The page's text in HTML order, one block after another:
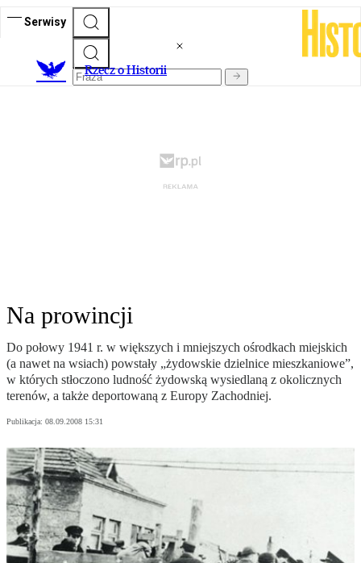
Serwisy
Rzecz o Historii
Na prowincji
Do połowy 1941 r. w większych i mniejszych ośrodkach miejskich
(a nawet na wsiach) powstały „żydowskie dzielnice mieszkaniowe”,
w których stłoczono ludność żydowską wysiedlaną z okolicznych
terenów, a także deportowaną z Europy Zachodniej.
Publikacja: 08.09.2008 15:31